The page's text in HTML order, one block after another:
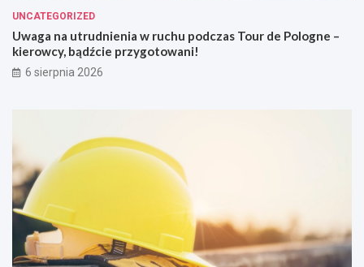
UNCATEGORIZED
Uwaga na utrudnienia w ruchu podczas Tour de Pologne –
kierowcy, bądźcie przygotowani!
6 sierpnia 2026